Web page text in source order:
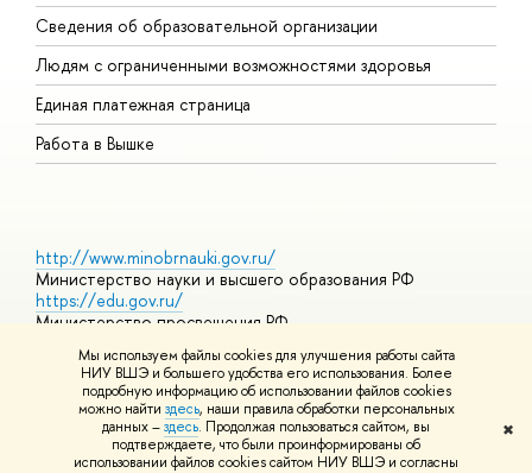
Мы используем файлы cookies для улучшения работы сайта
НИУ ВШЭ и большего удобства его использования. Более
подробную информацию об использовании файлов cookies
можно найти здесь, наши правила обработки персональных
данных –здесь. Продолжая пользоваться сайтом, вы
подтверждаете, что были проинформированы об
использовании файлов cookies сайтом НИУ ВШЭ и согласны
✖
Сведения об образовательной организации
Людям с ограниченными возможностями здоровья
Единая платежная страница
Работа в Вышке
http://www.minobrnauki.gov.ru/
Министерство науки и высшего образования РФ
https://edu.gov.ru/
Министерство просвещения РФ
https://elearning.hse.ru/mooc
Массовые открытые онлайн-курсы
© НИУ ВШЭ 1993–2026 Адреса и контактыУсловия
использования материалов Политика конфиденциальности